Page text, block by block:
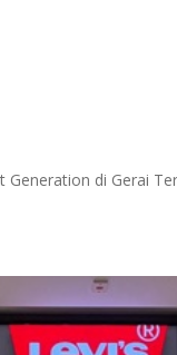
Generation di Gerai